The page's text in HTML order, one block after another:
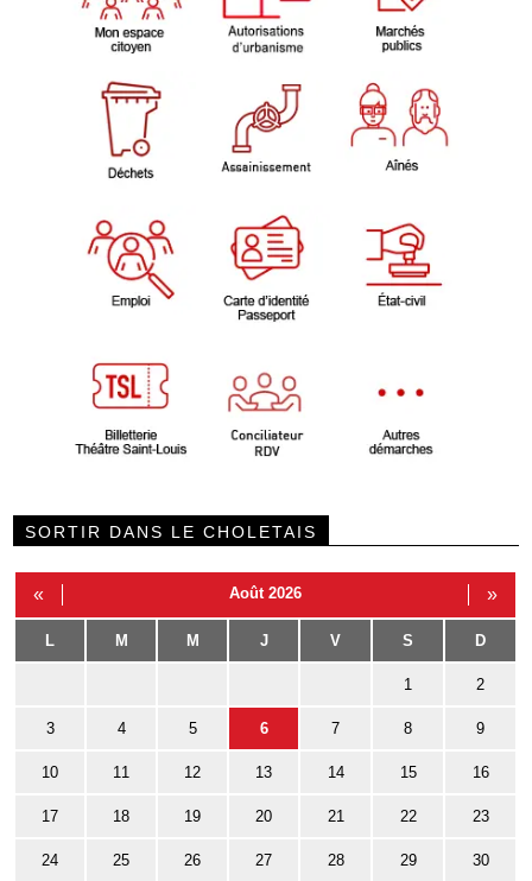
SORTIR DANS LE CHOLETAIS
« Août 2026 »
L M M J V S D
1 2
3 4 5 6 7 8 9
10 11 12 13 14 15 16
17 18 19 20 21 22 23
24 25 26 27 28 29 30